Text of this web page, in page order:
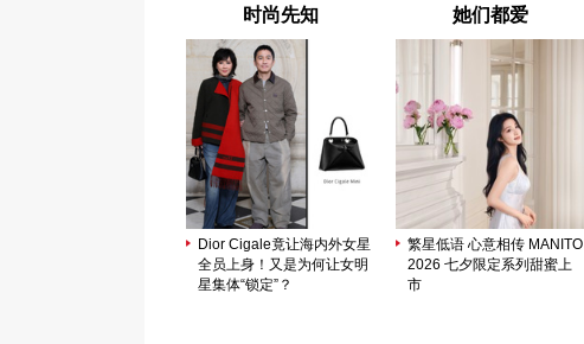
时尚先知
Dior Cigale竟让海内外女星
全员上身！又是为何让女明
星集体“锁定”？
她们都爱
繁星低语 心意相传 MANITO
2026 七夕限定系列甜蜜上
市